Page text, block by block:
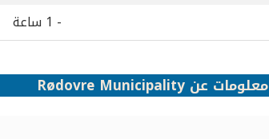
- 1 ساعة
معلومات عن Rødovre Municipality